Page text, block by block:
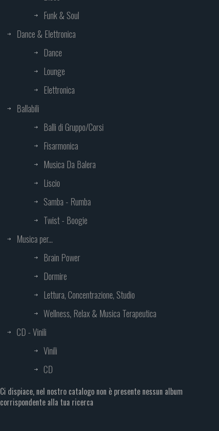
Funk & Soul
Dance & Elettronica
Dance
Lounge
Elettronica
Ballabili
Balli di Gruppo/Corsi
Fisarmonica
Musica Da Balera
Liscio
Samba - Rumba
Twist - Boogie
Musica per...
Brain Power
Dormire
Lettura, Concentrazione, Studio
Wellness, Relax & Musica Terapeutica
CD - Vinili
Vinili
CD
Ci dispiace, nel nostro catalogo non è presente nessun album
corrispondente alla tua ricerca